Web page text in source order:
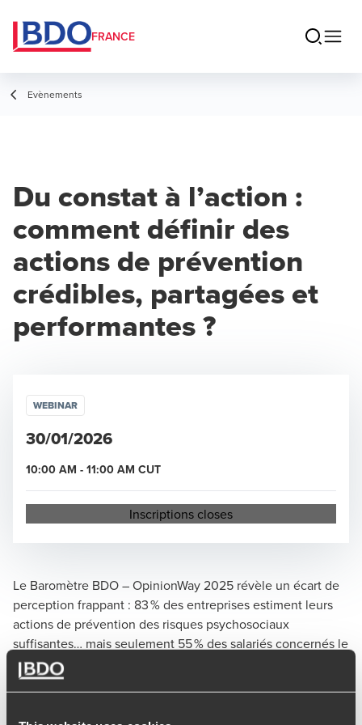
FRANCE
Evènements
Du constat à l’action :
comment définir des
actions de prévention
crédibles, partagées et
performantes ?
WEBINAR
30/01/2026
10:00 AM - 11:00 AM CUT
Inscriptions closesOpens in a new window/tab
Le Baromètre BDO – OpinionWay 2025 révèle un écart de
perception frappant : 83 % des entreprises estiment leurs
actions de prévention des risques psychosociaux
suffisantes… mais seulement 55 % des salariés concernés le
confirment. Cet écart montre combien il est difficile de
trouver des actions de prévention comprises et applicables